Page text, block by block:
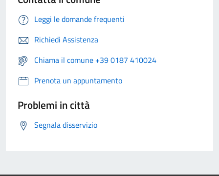
Leggi le domande frequenti
Richiedi Assistenza
Chiama il comune +39 0187 410024
Prenota un appuntamento
Problemi in città
Segnala disservizio